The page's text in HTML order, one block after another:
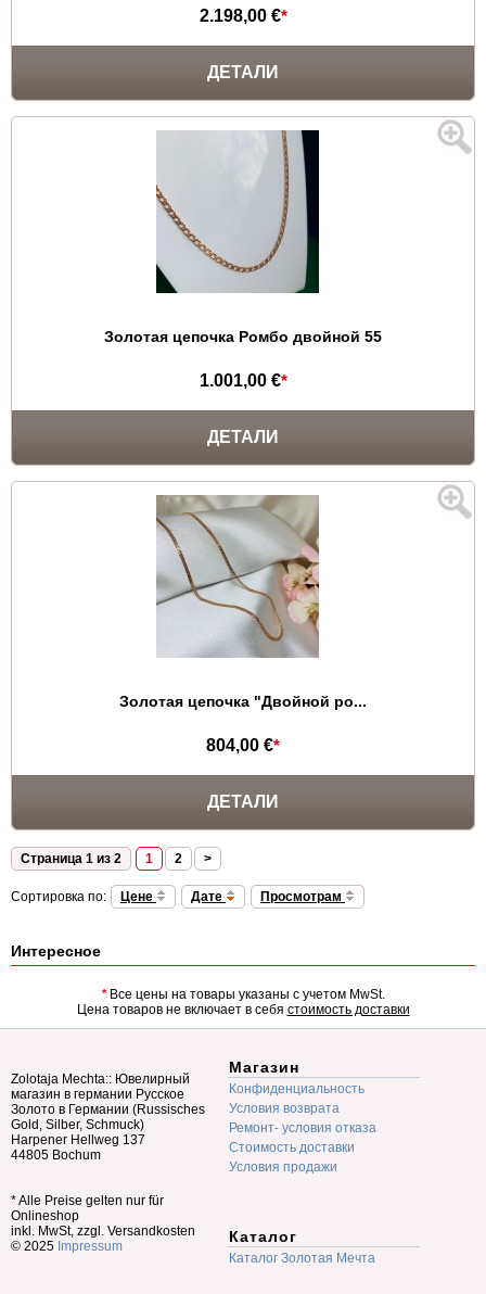
2.198,00 €*
ДЕТАЛИ
Золотая цепочка Ромбо двойной 55
1.001,00 €*
ДЕТАЛИ
Золотая цепочка "Двойной ро...
804,00 €*
ДЕТАЛИ
Страница 1 из 2 1 2 >
Сортировка по: Цене Дате Просмотрам
Интересное
*Все цены на товары указаны с учетом MwSt.
Цена товаров не включает в себя стоимость доставки
Zolotaja Mechta:: Ювелирный
магазин в германии Русское
Золото в Германии (Russisches
Gold, Silber, Schmuck)
Harpener Hellweg 137
44805 Bochum
* Alle Preise gelten nur für
Onlineshop
inkl. MwSt, zzgl. Versandkosten
© 2025 Impressum
Магазин
Конфиденциальность
Условия возврата
Ремонт- условия отказа
Стоимость доставки
Условия продажи
Каталог
Каталог Золотая Мечта